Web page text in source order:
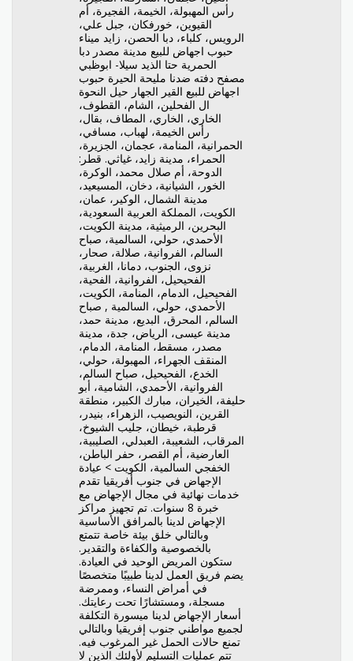
رأس المهبولة، الخيمة، الفجيرة، أم
القيوين، خورفكان، جبل علي،
الرويس، كلباء، دبا الحصن، زايد ميناء
حبوب اجهاض للبيع مدينة مصدر دبا
الحمرية حتا الذيد سيلا- ابوظبي
مصفح دفته ضدنا مليحة الحيرة حبوب
اجهاض للبيع القير الجهار حيل النحوة
ال الفحلين، الشام، القطوف،
الخاري، الخاري، المطاف، بقال،
رأس الخيمة، لهباب، مسافي،
الحمرانية، المنامة، عجمان، الجزيرة،
الحمراء، مدينة زايد، غياثي. قطر:
الدوحة، أم صلال محمد، الوكرة،
الخور، الشيانية، دخان، المسيعيد،
مدينة الشمال، الوكير، عمان،
الكويت، المملكة العربية السعودية،
البحرين، الرميثية، مدينة الكويت،
الأحمدي، حولي، السالمية، صباح
السالم، الفروانية، صلالة، صحار،
نزوى، الجنوب، دمانا، الغربية،
الفحيحيل، الفروانية، الفحية،
الفحيحيل، الدمام، المنامة، الكويت،
الأحمدي، حولي، السالمية , صباح
السالم، المحرق، البديع، مدينة حمد،
مدينة عيسى، الرياض، جدة، مدينة
مصدر، مسقط، المنامة، الدمام،
المنقف الجهراء، المهبولة، حولي،
الخدع، الفحيحيل، صباح السالم،
الفروانية، الأحمدي، الشامية، أبو
حليفة، الخيران، مبارك الكبير، منطقة
القرين، النويصيب، الزهراء، بنيدر،
قرطبة، خيطان، جليب الشيوخ،
المرقاب، الشعيبة، العبدلي، الصليبية،
العارضية، أم القصر، حفر الباطن،
الخفجي السالمية، الكويت > عيادة
الإجهاض في جنوب أفريقيا تقدم
خدمات نهائية في مجال الإجهاض مع
خبرة 8 سنوات. تم تجهيز مراكز
الإجهاض لدينا بالمرافق الأساسية
وبالتالي خلق بيئة خاصة تتمتع
بالخصوصية والكفاءة والتقدير.
ستكون المريض الوحيد في العيادة.
يضم فريق العمل لدينا طبيبًا متخصصًا
في أمراض النساء، وممرضة
مسجلة، ومستشارًا تحت رعايتك.
أسعار الإجهاض لدينا ميسورة التكلفة
لجميع مواطني جنوب إفريقيا وبالتالي
تمنع حالات الحمل غير المرغوب فيه.
تتم عمليات التسليم لأولئك الذين لا